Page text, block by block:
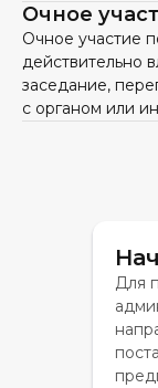
Очное
Очное участие
действительно
заседание,
с органом или
Для